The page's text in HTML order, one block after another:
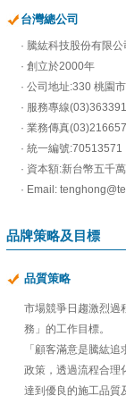
台灣總公司
· 騰紘科技股份有限公
· 創立於2000年
· 公司地址:330 桃園
· 服務專線
· 業務傳真
· 統一編號:70513571
· 資本額:新台幣五千
· Email:
品牌策略及目標
品質策略
市場競爭日趨激烈過
務」的工作目標。
「顧客滿意是騰紘
政策，透過流程合理
達到優良的施工品質